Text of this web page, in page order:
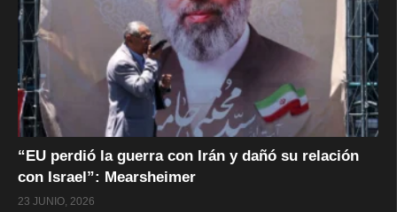
“EU perdió la guerra con Irán y dañó su relación
con Israel”: Mearsheimer
23 JUNIO, 2026